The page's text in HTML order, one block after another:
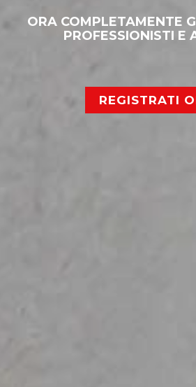
ORA COMPLETAMENTE
PROFESSIONISTI E
REGISTRATI